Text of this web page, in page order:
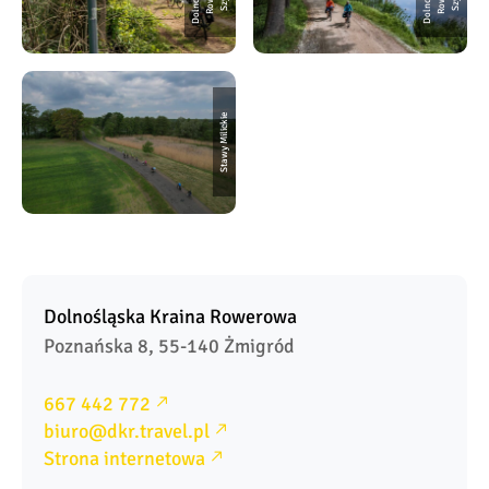
Stawy Milickie
Dolnośląska Kraina Rowerowa
Poznańska 8, 55-140 Żmigród
667 442 772
biuro@dkr.travel.pl
Strona internetowa